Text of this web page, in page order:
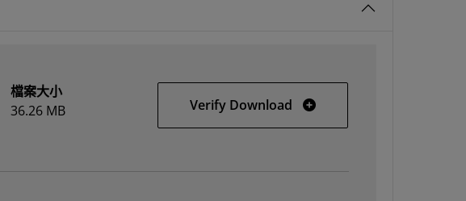
檔案大小
36.26 MB
Verify Download Windows